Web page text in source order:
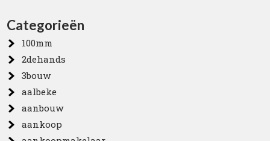
Categorieën
100mm
2dehands
3bouw
aalbeke
aanbouw
aankoop